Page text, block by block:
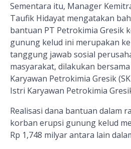
Sementara itu, Manager
Taufik Hidayat mengatakan
bantuan PT Petrokimia Gresik
gunung kelud ini merupakan
tanggung jawab sosial
masyarakat, dilakukan
Karyawan Petrokimia Gresik
Istri Karyawan Petrokimia
Realisasi dana bantuan dalam
korban erupsi gunung kelud
Rp 1,748 milyar antara lain